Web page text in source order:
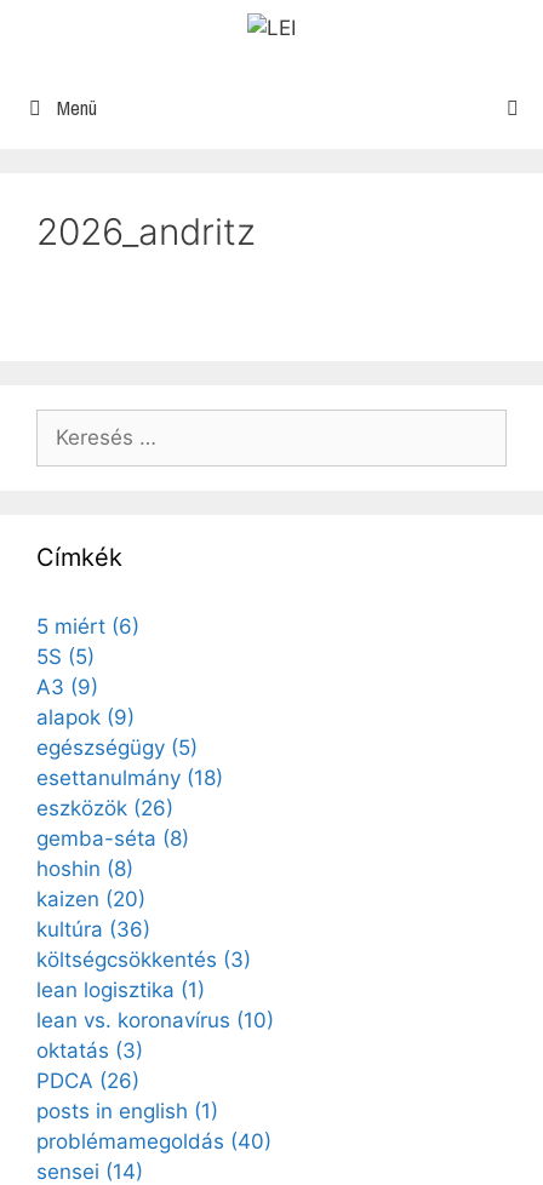
Menü
2026_andritz
Címkék
5 miért (6)
5S (5)
A3 (9)
alapok (9)
egészségügy (5)
esettanulmány (18)
eszközök (26)
gemba-séta (8)
hoshin (8)
kaizen (20)
kultúra (36)
költségcsökkentés (3)
lean logisztika (1)
lean vs. koronavírus (10)
oktatás (3)
PDCA (26)
posts in english (1)
problémamegoldás (40)
sensei (14)